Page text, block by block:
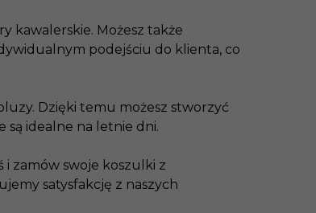
kawalerskie. Możesz także
podejściu do klienta, co
Dzięki temu możesz stworzyć
idealne na letnie dni.
i zamów swoje koszulki z
satysfakcję z naszych